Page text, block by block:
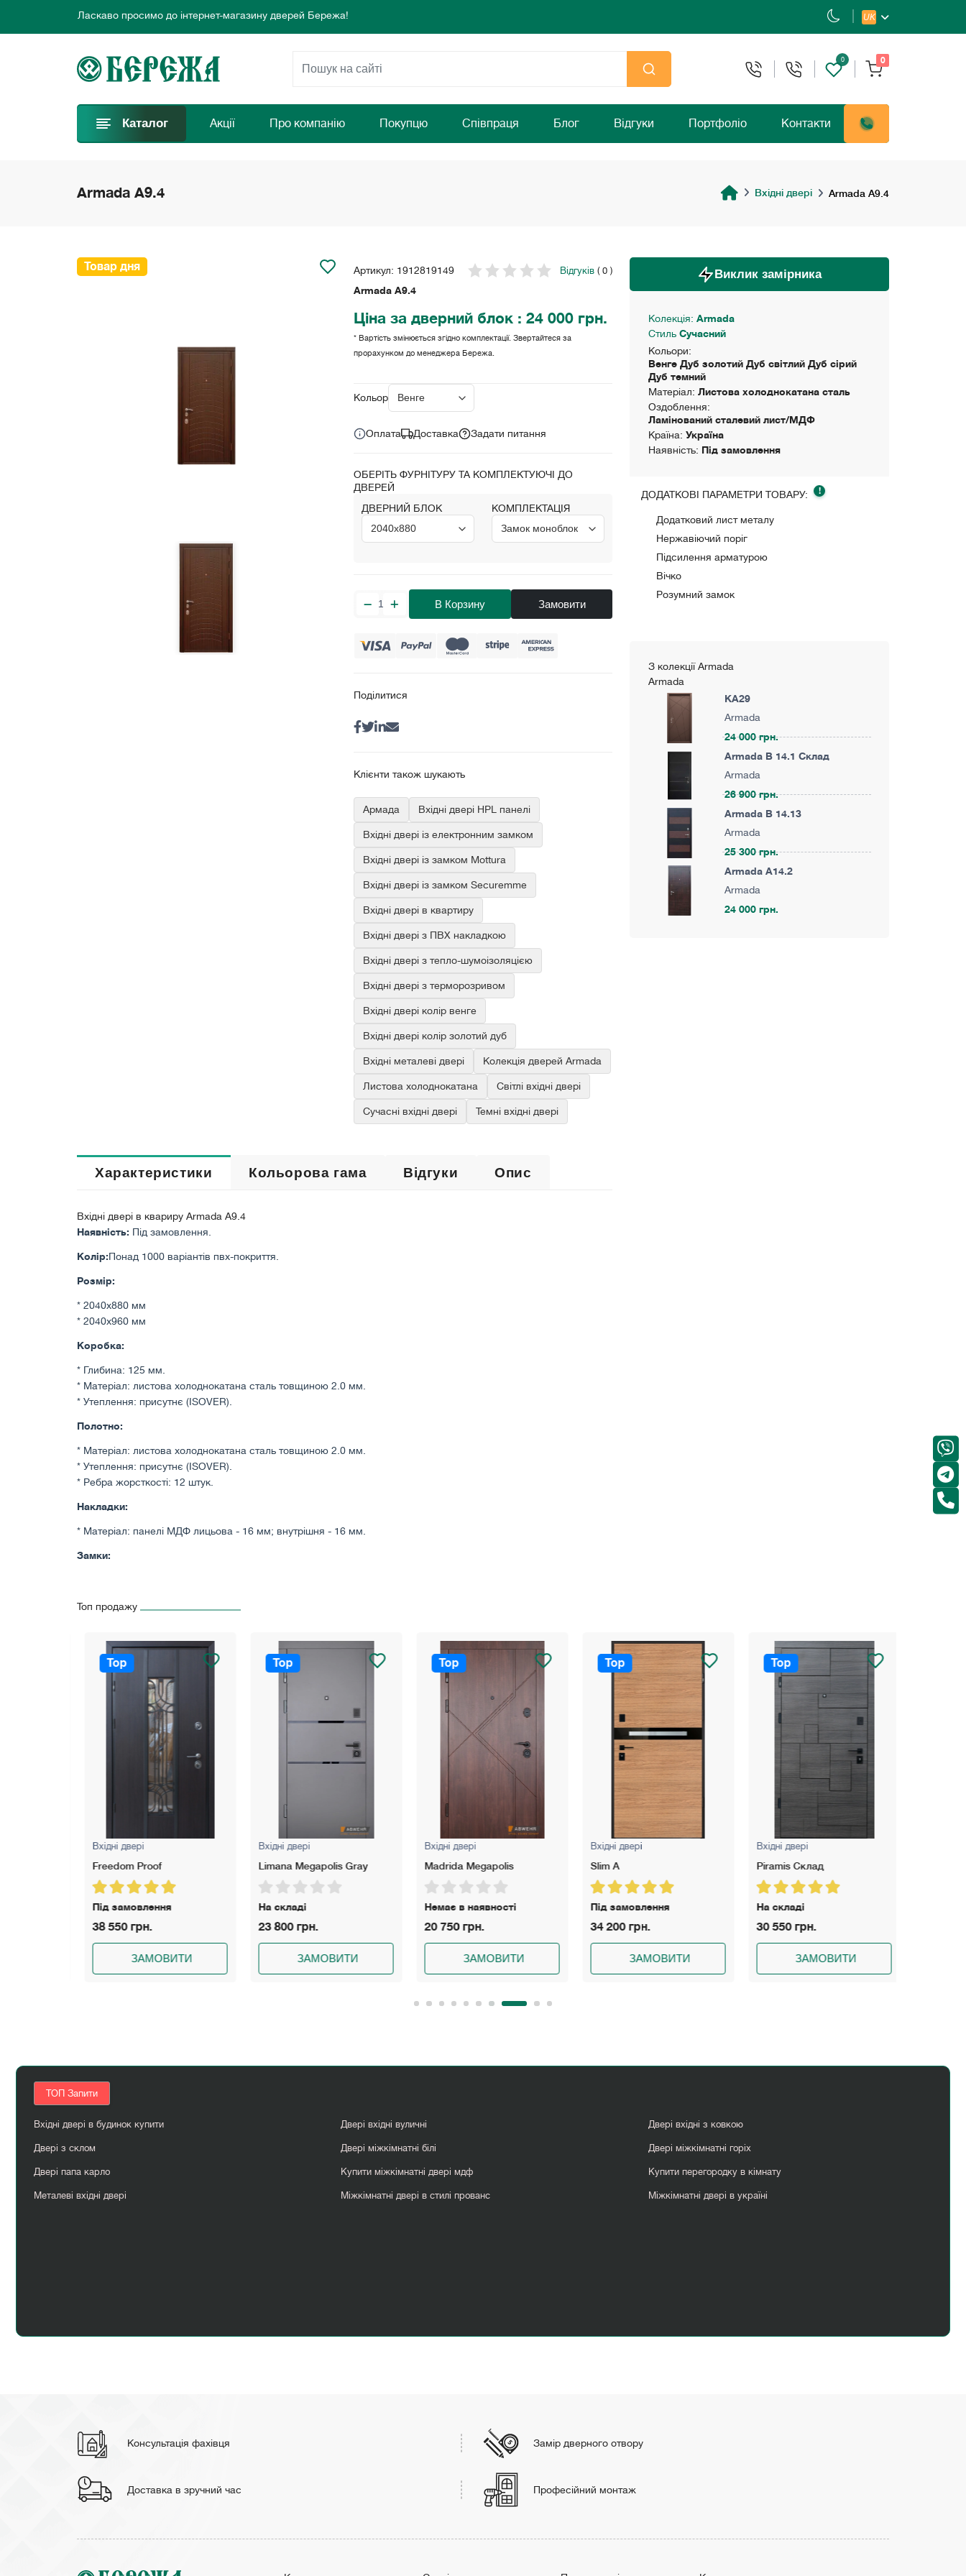
Ласкаво просимо до інтернет-магазину дверей Бережа!
Ми пропонуємо нові вигідні пропозиції щодня для комфорту та затишку Вашого дому!
Ласкаво просимо до інтернет-магазину дверей Бережа!
Ми пропонуємо нові вигідні пропозиції щодня для комфорту та затишку Вашого дому!
UK
0 0
Каталог Акції Про компанію Покупцю Співпраця Блог Відгуки Портфоліо Контакти
Armada A9.4 Вхідні двері Armada A9.4
Товар дня Артикул: 1912819149 Відгуків ( 0 )
Armada A9.4
Ціна за дверний блок : 24 000 грн.
* Вартість змінюється згідно комплектації. Звертайтеся за
прорахунком до менеджера Бережа.
Кольори:
Оплата Доставка Задати питання
ОБЕРІТЬ ФУРНІТУРУ ТА КОМПЛЕКТУЮЧІ ДО
ДВЕРЕЙ
ДВЕРНИЙ БЛОК
КОМПЛЕКТАЦІЯ
В Корзину Замовити
Поділитися
Клієнти також шукають
Армада Вхідні двері HPL панелі
Вхідні двері із електронним замком
Вхідні двері із замком Mottura
Вхідні двері із замком Securemme
Вхідні двері в квартиру
Вхідні двері з ПВХ накладкою
Вхідні двері з тепло-шумоізоляцією
Вхідні двері з терморозривом
Вхідні двері колір венге
Вхідні двері колір золотий дуб
Вхідні металеві двері Колекція дверей Armada
Листова холоднокатана Світлі вхідні двері
Сучасні вхідні двері Темні вхідні двері
Виклик замірника
Колекція: Armada
Стиль Сучасний
Кольори:
Венге Дуб золотий Дуб світлий Дуб сірий
Дуб темний
Матеріал: Листова холоднокатана сталь
Оздоблення:
Ламінований сталевий лист/МДФ
Країна: Україна
Наявність: Під замовлення
ДОДАТКОВІ ПАРАМЕТРИ ТОВАРУ: !
Додатковий лист металу
Нержавіючий поріг
Підсилення арматурою
Вічко
Розумний замок
З колекції Armada
Armada
KA29
Armada
24 000 грн.
Armada B 14.1 Склад
Armada
26 900 грн.
Armada B 14.13
Armada
25 300 грн.
Armada A14.2
Armada
24 000 грн.
Характеристики Кольорова гама Відгуки Опис
Вхідні двері в квариру Armada A9.4
Наявність: Під замовлення.
Колір:Понад 1000 варіантів пвх-покриття.
Розмір:
* 2040х880 мм
* 2040х960 мм
Коробка:
* Глибина: 125 мм.
* Матеріал: листова холоднокатана сталь товщиною 2.0 мм.
* Утеплення: присутнє (ISOVER).
Полотно:
* Матеріал: листова холоднокатана сталь товщиною 2.0 мм.
* Утеплення: присутнє (ISOVER).
* Ребра жорсткості: 12 штук.
Накладки:
* Матеріал: панелі МДФ лицьова - 16 мм; внутрішня - 16 мм.
Замки:
* Броненакладка: APECS Protection Standart.
* Два контури ущільнення: Е-подібний, спеціальний профіль.
* Утеплення дверного полотна: ISOVER.
* Антизрізи: стандартні (4 штуки).
Топ продажу
Top
Вхідні двері
Freedom Proof
Під замовлення
38 550 грн.
ЗАМОВИТИ
Top
Вхідні двері
Limana Megapolis Gray
На складі
23 800 грн.
ЗАМОВИТИ
Top
Вхідні двері
Madrida Megapolis
Немає в наявності
20 750 грн.
ЗАМОВИТИ
Top
Вхідні двері
Slim A
Під замовлення
34 200 грн.
ЗАМОВИТИ
Top
Вхідні двері
Piramis Склад
На складі
30 550 грн.
ЗАМОВИТИ
ТОП Запити
Вхідні двері в будинок купити Двері вхідні вуличні Двері вхідні з ковкою
Двері з склом Двері міжкімнатні білі Двері міжкімнатні горіх
Двері папа карло Купити міжкімнатні двері мдф Купити перегородку в кімнату
Металеві вхідні двері Міжкімнатні двері в стилі прованс Міжкімнатні двері в україні
Консультація фахівця Замір дверного отвору
Доставка в зручний час Професійний монтаж